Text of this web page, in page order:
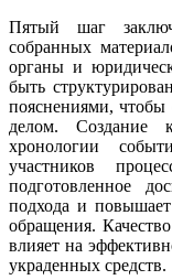
Пятый шаг
собранных
органы и
быть
пояснениями, чтобы
делом. Создание
хронологии
участников
подготовленное
подхода и повышает
обращения.
влияет на
украденных средств.